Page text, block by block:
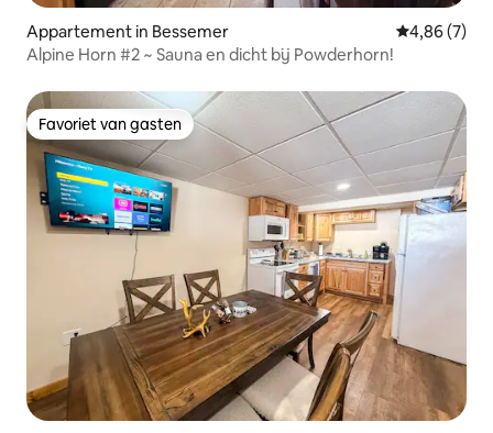
Appartement in Bessemer Gemiddelde
4,86 (7)
Alpine Horn #2 ~ Sauna en dicht bij Powderhorn!
Favoriet van gasten
Favoriet van gasten